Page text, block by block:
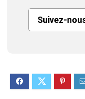
Suivez-